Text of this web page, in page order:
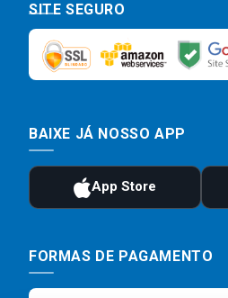
SITE SEGURO
BAIXE JÁ NOSSO APP
FORMAS DE PAGAMENTO